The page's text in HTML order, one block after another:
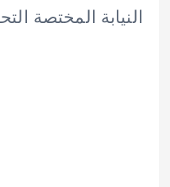
المختصة التحقيق.